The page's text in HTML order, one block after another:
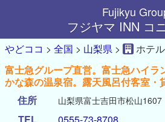
Fujikyu
フジヤマ INN コ
やどココ > 全国 > 山梨県 >
ホテル
富士急グループ直営。富士急ハイラ
かな森の温泉宿。露天風呂付客室・
住所
山梨県富士吉田市松山1607